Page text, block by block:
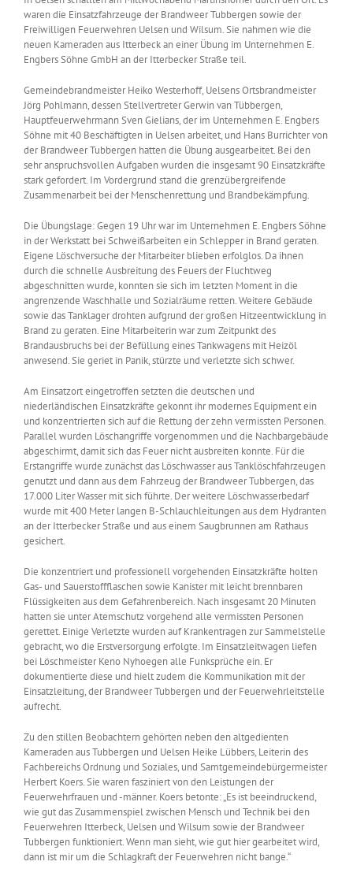
waren die Einsatzfahrzeuge der Brandweer Tubbergen sowie der
Freiwilligen Feuerwehren Uelsen und Wilsum. Sie nahmen wie die
neuen Kameraden aus Itterbeck an einer Übung im Unternehmen E.
Engbers Söhne GmbH an der Itterbecker Straße teil.
Gemeindebrandmeister Heiko Westerhoff, Uelsens Ortsbrandmeister
Jörg Pohlmann, dessen Stellvertreter Gerwin van Tübbergen,
Hauptfeuerwehrmann Sven Gielians, der im Unternehmen E. Engbers
Söhne mit 40 Beschäftigten in Uelsen arbeitet, und Hans Burrichter von
der Brandweer Tubbergen hatten die Übung ausgearbeitet. Bei den
sehr anspruchsvollen Aufgaben wurden die insgesamt 90 Einsatzkräfte
stark gefordert. Im Vordergrund stand die grenzübergreifende
Zusammenarbeit bei der Menschenrettung und Brandbekämpfung.
Die Übungslage: Gegen 19 Uhr war im Unternehmen E. Engbers Söhne
in der Werkstatt bei Schweißarbeiten ein Schlepper in Brand geraten.
Eigene Löschversuche der Mitarbeiter blieben erfolglos. Da ihnen
durch die schnelle Ausbreitung des Feuers der Fluchtweg
abgeschnitten wurde, konnten sie sich im letzten Moment in die
angrenzende Waschhalle und Sozialräume retten. Weitere Gebäude
sowie das Tanklager drohten aufgrund der großen Hitzeentwicklung in
Brand zu geraten. Eine Mitarbeiterin war zum Zeitpunkt des
Brandausbruchs bei der Befüllung eines Tankwagens mit Heizöl
anwesend. Sie geriet in Panik, stürzte und verletzte sich schwer.
Am Einsatzort eingetroffen setzten die deutschen und
niederländischen Einsatzkräfte gekonnt ihr modernes Equipment ein
und konzentrierten sich auf die Rettung der zehn vermissten Personen.
Parallel wurden Löschangriffe vorgenommen und die Nachbargebäude
abgeschirmt, damit sich das Feuer nicht ausbreiten konnte. Für die
Erstangriffe wurde zunächst das Löschwasser aus Tanklöschfahrzeugen
genutzt und dann aus dem Fahrzeug der Brandweer Tubbergen, das
17.000 Liter Wasser mit sich führte. Der weitere Löschwasserbedarf
wurde mit 400 Meter langen B-Schlauchleitungen aus dem Hydranten
an der Itterbecker Straße und aus einem Saugbrunnen am Rathaus
gesichert.
Die konzentriert und professionell vorgehenden Einsatzkräfte holten
Gas- und Sauerstoffflaschen sowie Kanister mit leicht brennbaren
Flüssigkeiten aus dem Gefahrenbereich. Nach insgesamt 20 Minuten
hatten sie unter Atemschutz vorgehend alle vermissten Personen
gerettet. Einige Verletzte wurden auf Krankentragen zur Sammelstelle
gebracht, wo die Erstversorgung erfolgte. Im Einsatzleitwagen liefen
bei Löschmeister Keno Nyhoegen alle Funksprüche ein. Er
dokumentierte diese und hielt zudem die Kommunikation mit der
Einsatzleitung, der Brandweer Tubbergen und der Feuerwehrleitstelle
aufrecht.
Zu den stillen Beobachtern gehörten neben den altgedienten
Kameraden aus Tubbergen und Uelsen Heike Lübbers, Leiterin des
Fachbereichs Ordnung und Soziales, und Samtgemeindebürgermeister
Herbert Koers. Sie waren fasziniert von den Leistungen der
Feuerwehrfrauen und -männer. Koers betonte: „Es ist beeindruckend,
wie gut das Zusammenspiel zwischen Mensch und Technik bei den
Feuerwehren Itterbeck, Uelsen und Wilsum sowie der Brandweer
Tubbergen funktioniert. Wenn man sieht, wie gut hier gearbeitet wird,
dann ist mir um die Schlagkraft der Feuerwehren nicht bange.“